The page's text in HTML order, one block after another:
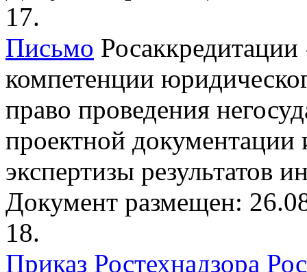
17.
Письмо
компетенции
право проведения
проектной документации
экспертизы результатов
Документ размещен:
18.
Приказ Ростехнадзора